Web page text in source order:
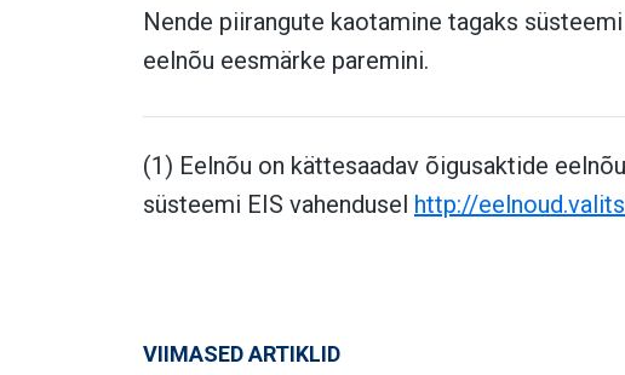
Nende piirangute kaotamine tagaks
eelnõu eesmärke paremini.
(1) Eelnõu on kättesaadav õigusaktide
süsteemi EIS vahendusel http://
VIIMASED ARTIKLID